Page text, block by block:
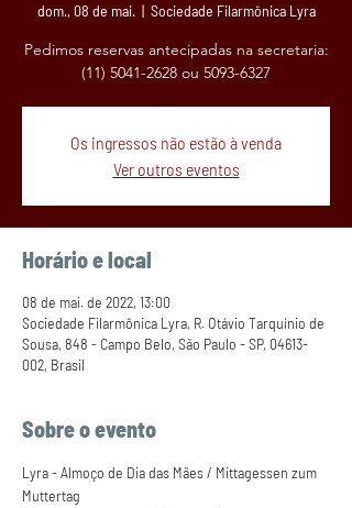
dom., 08 de mai.
  |
Sociedade Filarmônica Lyra
Pedimos reservas antecipadas na secretaria:
(11) 5041-2628 ou 5093-6327
Os ingressos não estão à venda
Ver outros eventos
Horário e local
08 de mai. de 2022, 13:00
Sociedade Filarmônica Lyra, R. Otávio Tarquínio de
Sousa, 848 - Campo Belo, São Paulo - SP, 04613-
002, Brasil
Sobre o evento
Lyra - Almoço de Dia das Mães / Mittagessen zum
Muttertag